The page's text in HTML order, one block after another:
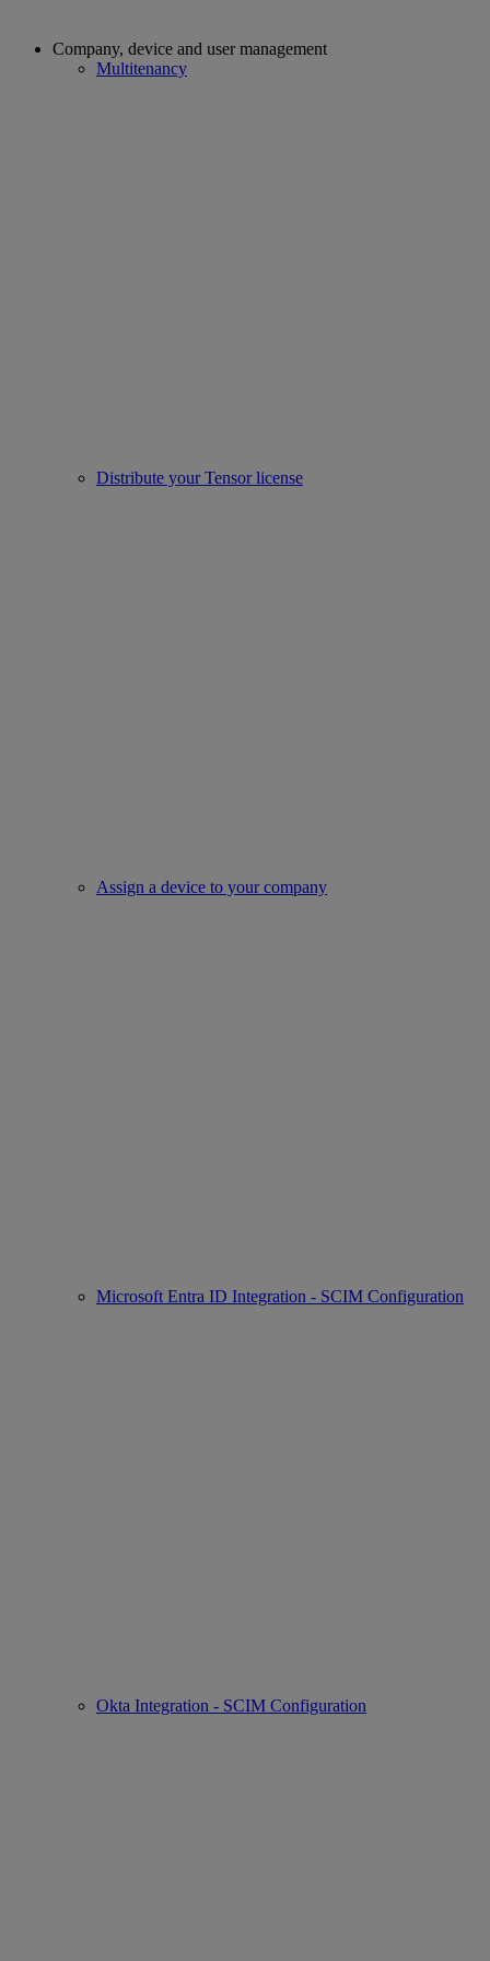
Company, device and user management
Multitenancy
Distribute your Tensor license
Assign a device to your company
Microsoft Entra ID Integration - SCIM Configuration
Okta Integration - SCIM Configuration